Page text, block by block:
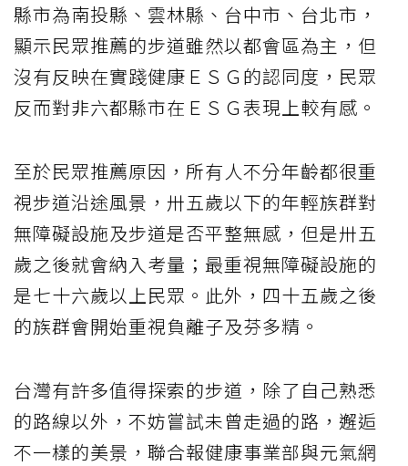
縣市為南投縣、雲林縣、台中市、台北市，
顯示民眾推薦的步道雖然以都會區為主，但
沒有反映在實踐健康ＥＳＧ的認同度，民眾
反而對非六都縣市在ＥＳＧ表現上較有感。
至於民眾推薦原因，所有人不分年齡都很重
視步道沿途風景，卅五歲以下的年輕族群對
無障礙設施及步道是否平整無感，但是卅五
歲之後就會納入考量；最重視無障礙設施的
是七十六歲以上民眾。此外，四十五歲之後
的族群會開始重視負離子及芬多精。
台灣有許多值得探索的步道，除了自己熟悉
的路線以外，不妨嘗試未曾走過的路，邂逅
不一樣的美景，聯合報健康事業部與元氣網